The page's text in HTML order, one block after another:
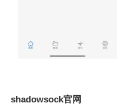
shadowsock官网